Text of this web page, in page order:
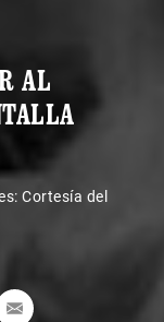
AL
Cortesía del